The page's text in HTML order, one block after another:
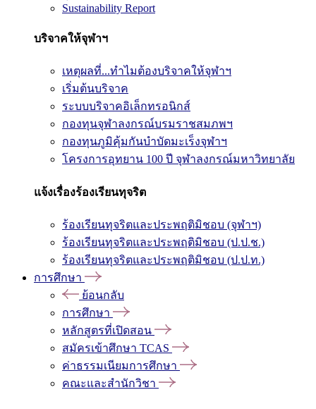
Sustainability Report
บริจาคให้จุฬาฯ
เหตุผลที่...ทำไมต้องบริจาคให้จุฬาฯ
เริ่มต้นบริจาค
ระบบบริจาคอิเล็กทรอนิกส์
กองทุนจุฬาลงกรณ์บรมราชสมภพฯ
กองทุนภูมิคุ้มกันบำบัดมะเร็งจุฬาฯ
โครงการอุทยาน 100 ปี จุฬาลงกรณ์มหาวิทยาลัย
แจ้งเรื่องร้องเรียนทุจริต
ร้องเรียนทุจริตและประพฤติมิชอบ (จุฬาฯ)
ร้องเรียนทุจริตและประพฤติมิชอบ (ป.ป.ช.)
ร้องเรียนทุจริตและประพฤติมิชอบ (ป.ป.ท.)
การศึกษา
ย้อนกลับ
การศึกษา
หลักสูตรที่เปิดสอน
สมัครเข้าศึกษา TCAS
ค่าธรรมเนียมการศึกษา
คณะและสำนักวิชา